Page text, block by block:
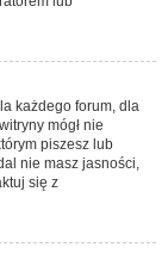
każdego forum, dla
mógł nie
piszesz lub
nie masz jasności,
się z